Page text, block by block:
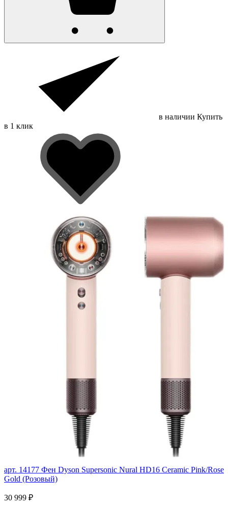
в наличии Купить
в 1 клик
арт. 14177 Фен Dyson Supersonic Nural HD16 Ceramic Pink/Rose
Gold (Розовый)
30 999 ₽